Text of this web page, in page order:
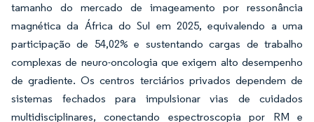
tamanho do mercado de imageamento por ressonância
magnética da África do Sul em 2025, equivalendo a uma
participação de 54,02% e sustentando cargas de trabalho
complexas de neuro-oncologia que exigem alto desempenho
de gradiente. Os centros terciários privados dependem de
sistemas fechados para impulsionar vias de cuidados
multidisciplinares, conectando espectroscopia por RM e